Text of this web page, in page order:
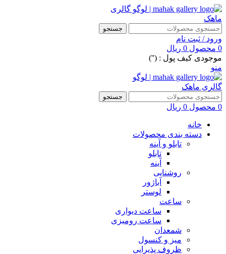
جستجو
ورود / ثبت نام
0 محصول 0 ریال
موجودی کیف پول : ('')
منو
جستجو
0 محصول 0 ریال
خانه
دسته بندی محصولات
تابلو و آینه
تابلو
آینه
روشنایی
آباژور
لوستر
ساعت
ساعت دیواری
ساعت رومیزی
شمعدان
میز و کنسول
ظروف پذیرایی